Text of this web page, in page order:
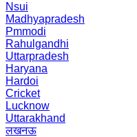
Nsui
Madhyapradesh
Pmmodi
Rahulgandhi
Uttarpradesh
Haryana
Hardoi
Cricket
Lucknow
Uttarakhand
लखनऊ